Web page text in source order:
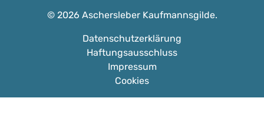
© 2026 Aschersleber Kaufmannsgilde.
Datenschutzerklärung
Haftungsausschluss
Impressum
Cookies